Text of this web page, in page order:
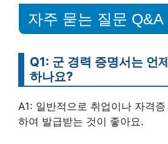
자주 묻는 질문 Q&A
Q1: 군 경력 증명서는 언
하나요?
A1: 일반적으로 취업이나 자격
하여 발급받는 것이 좋아요.